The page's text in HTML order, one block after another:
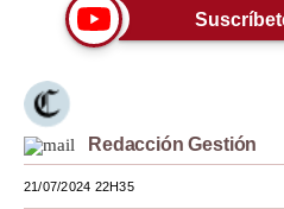
Tendencias
Lujo
Viajes
Moda
Estilos
Redacción Gestión
21/07/2024 22H35